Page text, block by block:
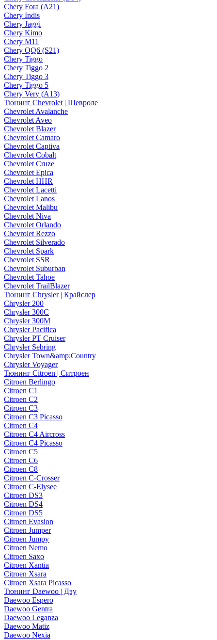
Chery Fora (A21)
Chery Indis
Chery Jaggi
Chery Kimo
Chery M11
Chery QQ6 (S21)
Chery Tiggo
Chery Tiggo 2
Chery Tiggo 3
Chery Tiggo 5
Chery Very (A13)
Тюнинг Chevrolet | Шевроле
Chevrolet Avalanche
Chevrolet Aveo
Chevrolet Blazer
Chevrolet Camaro
Chevrolet Captiva
Chevrolet Cobalt
Chevrolet Cruze
Chevrolet Epica
Chevrolet HHR
Chevrolet Lacetti
Chevrolet Lanos
Chevrolet Malibu
Chevrolet Niva
Chevrolet Orlando
Chevrolet Rezzo
Chevrolet Silverado
Chevrolet Spark
Chevrolet SSR
Chevrolet Suburban
Chevrolet Tahoe
Chevrolet TrailBlazer
Тюнинг Chrysler | Крайслер
Chrysler 200
Chrysler 300C
Chrysler 300M
Chrysler Pacifica
Chrysler PT Cruiser
Chrysler Sebring
Chrysler Town&amp;Country
Chrysler Voyager
Тюнинг Citroen | Ситроен
Citroen Berlingo
Citroen C1
Citroen C2
Citroen C3
Citroen C3 Picasso
Citroen C4
Citroen C4 Aircross
Citroen C4 Picasso
Citroen C5
Citroen C6
Citroen C8
Citroen C-Crosser
Citroen C-Elysee
Citroen DS3
Citroen DS4
Citroen DS5
Citroen Evasion
Citroen Jumper
Citroen Jumpy
Citroen Nemo
Citroen Saxo
Citroen Xantia
Citroen Xsara
Citroen Xsara Picasso
Тюнинг Daewoo | Дэу
Daewoo Espero
Daewoo Gentra
Daewoo Leganza
Daewoo Matiz
Daewoo Nexia